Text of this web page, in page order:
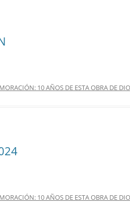
10 AÑOS DE ESTA OBRA DE
10 AÑOS DE ESTA OBRA DE